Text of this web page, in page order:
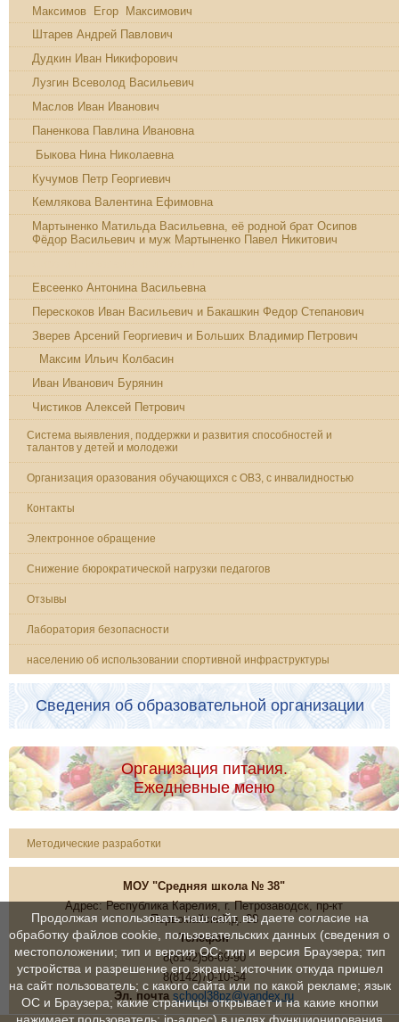
Максимов Егор Максимович
Штарев Андрей Павлович
Дудкин Иван Никифорович
Лузгин Всеволод Васильевич
Маслов Иван Иванович
Паненкова Павлина Ивановна
Быкова Нина Николаевна
Кучумов Петр Георгиевич
Кемлякова Валентина Ефимовна
Мартыненко Матильда Васильевна, её родной брат Осипов
Фёдор Васильевич и муж Мартыненко Павел Никитович
Евсеенко Антонина Васильевна
Перескоков Иван Васильевич и Бакашкин Федор Степанович
Зверев Арсений Георгиевич и Больших Владимир Петрович
Максим Ильич Колбасин
Иван Иванович Бурянин
Чистиков Алексей Петрович
Система выявления, поддержки и развития способностей и
талантов у детей и молодежи
Организация оразования обучающихся с ОВЗ, с инвалидностью
Контакты
Электронное обращение
Снижение бюрократической нагрузки педагогов
Отзывы
Лаборатория безопасности
населению об использовании спортивной инфраструктуры
Сведения об образовательной организации
Организация питания.
Ежедневные меню
Методические разработки
МОУ "Средняя школа № 38"
Адрес: Республика Карелия, г. Петрозаводск, пр-кт
Первомайский,д. 38
Телефон
8(8142)56-69-90
8(8142)70-10-54
Эл. почта school38pz@yandex.ru
Продолжая использовать наш сайт, вы даете согласие на
обработку файлов cookie, пользовательских данных (сведения о
местоположении; тип и версия ОС; тип и версия Браузера; тип
устройства и разрешение его экрана; источник откуда пришел
на сайт пользователь; с какого сайта или по какой рекламе; язык
ОС и Браузера; какие страницы открывает и на какие кнопки